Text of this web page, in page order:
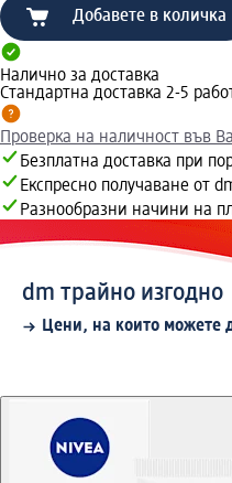
Добавете в количка
Налично за доставка
Стандартна доставка 2-5
Проверка на наличност във
Безплатна доставка при
Експресно получаване от
Разнообразни начини на
dm трайно изгодно
Цени, на които можете